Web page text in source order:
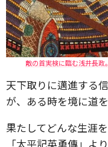
敵の首実検に臨む浅井長政
天下取りに邁進する
が、ある時を境に道
果たしてどんな生涯
「太平記英勇傳」よ